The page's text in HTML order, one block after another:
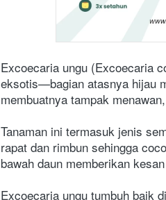
Excoecaria ungu (Excoecaria
eksotis—bagian atasnya hijau
membuatnya tampak
Tanaman ini termasuk jenis
rapat dan rimbun sehingga
bawah daun memberikan
Excoecaria ungu tumbuh baik